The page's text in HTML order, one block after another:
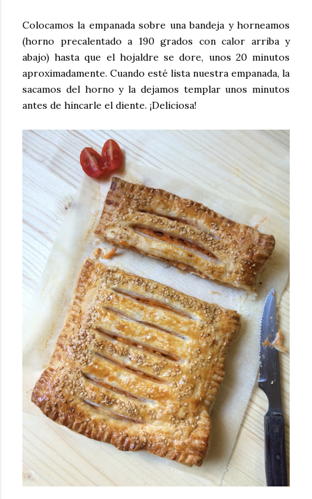
Colocamos la empanada sobre una bandeja y horneamos
(horno precalentado a 190 grados con calor arriba y
abajo) hasta que el hojaldre se dore, unos 20 minutos
aproximadamente. Cuando esté lista nuestra empanada, la
sacamos del horno y la dejamos templar unos minutos
antes de hincarle el diente. ¡Deliciosa!